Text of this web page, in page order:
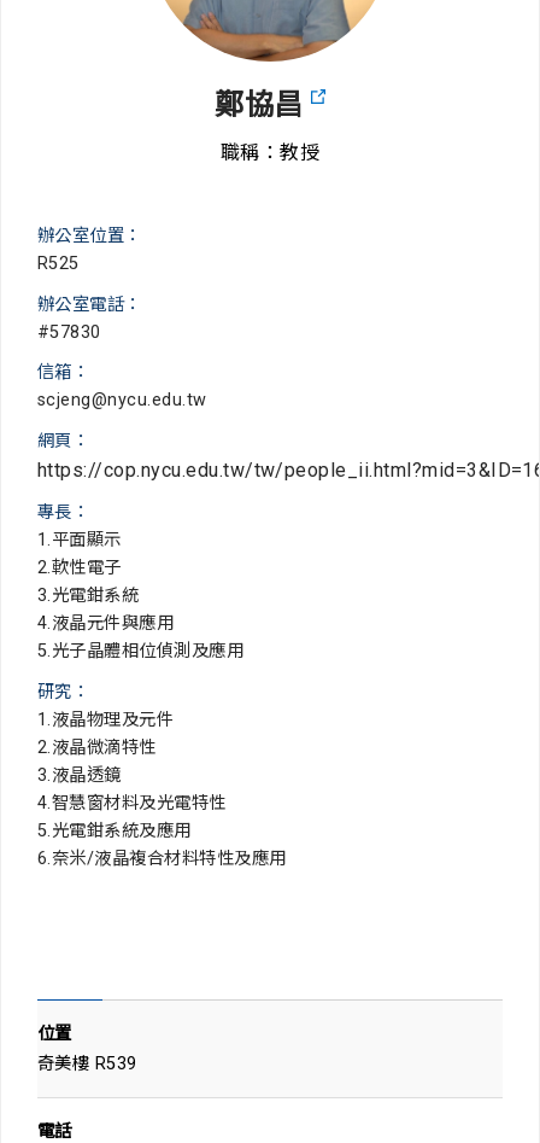
鄭協昌
職稱：教授
辦公室位置：
R525
辦公室電話：
#57830
信箱：
scjeng@nycu.edu.tw
網頁：
https://cop.nycu.edu.tw/tw/
專長：
1.平面顯示
2.軟性電子
3.光電鉗系統
4.液晶元件與應用
5.光子晶體相位偵測及應用
研究：
1.液晶物理及元件
2.液晶微滴特性
3.液晶透鏡
4.智慧窗材料及光電特性
5.光電鉗系統及應用
6.奈米/液晶複合材料特性及應用
位置
奇美樓 R539
電話